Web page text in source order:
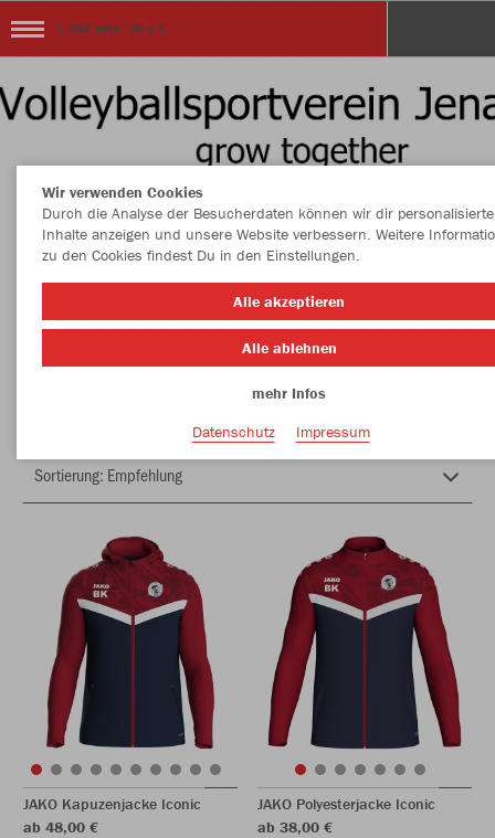
1. VSV Jena ´90 e.V.
Vereinsshop 1. VSV Jena ´90 e.V.
Farbe
JAKO Kapuzenjacke Iconic
ab 48,00 €
JAKO Polyesterjacke Iconic
ab 38,00 €
Wir verwenden Cookies
Durch die Analyse der Besucherdaten können wir dir personalisierte
Inhalte anzeigen und unsere Website verbessern. Weitere
zu den Cookies findest Du in den Einstellungen.
Alle akzeptieren
Alle ablehnen
mehr Infos
Datenschutz
Impressum